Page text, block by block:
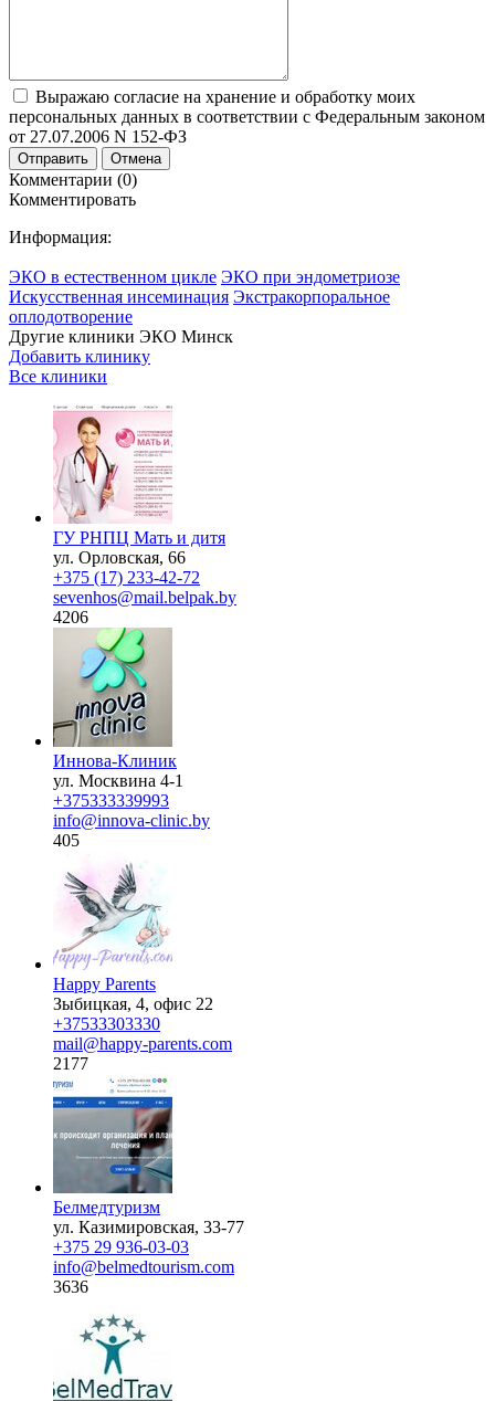
Выражаю согласие на хранение и обработку моих
персональных данных в соответствии с Федеральным законом
от 27.07.2006 N 152-ФЗ
Отправить Отмена
Комментарии (0)
Комментировать
Информация:
ЭКО в естественном цикле ЭКО при эндометриозе
Искусственная инсеминация Экстракорпоральное
оплодотворение
Другие клиники ЭКО Минск
Добавить клинику
Все клиники
ГУ РНПЦ Мать и дитя
ул. Орловская, 66
+375 (17) 233-42-72
sevenhos@mail.belpak.by
4206
Иннова-Клиник
ул. Москвина 4-1
+375333339993
info@innova-clinic.by
405
Happy Parents
Зыбицкая, 4, офис 22
+37533303330
mail@happy-parents.com
2177
Белмедтуризм
ул. Казимировская, 33-77
+375 29 936-03-03
info@belmedtourism.com
3636